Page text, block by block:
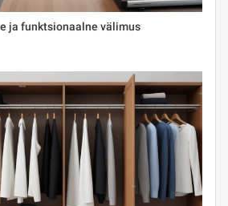
ja funktsionaalne välimus